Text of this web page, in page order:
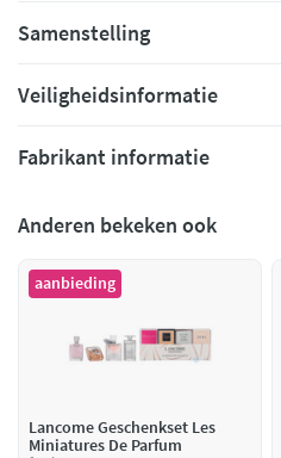
Samenstelling
Veiligheidsinformatie
Fabrikant informatie
Anderen bekeken ook
aanbieding
Lancome Geschenkset Les
Miniatures De Parfum